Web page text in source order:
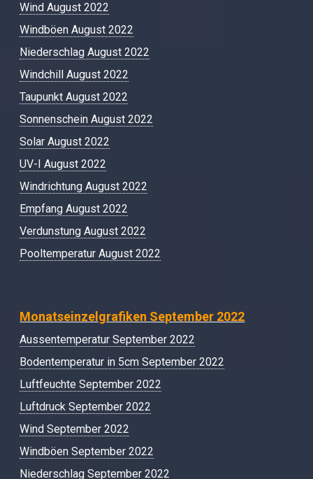
Wind August 2022
Windböen August 2022
Niederschlag August 2022
Windchill August 2022
Taupunkt August 2022
Sonnenschein August 2022
Solar August 2022
UV-I August 2022
Windrichtung August 2022
Empfang August 2022
Verdunstung August 2022
Pooltemperatur August 2022
Monatseinzelgrafiken September 2022
Aussentemperatur September 2022
Bodentemperatur in 5cm September 2022
Luftfeuchte September 2022
Luftdruck September 2022
Wind September 2022
Windböen September 2022
Niederschlag September 2022